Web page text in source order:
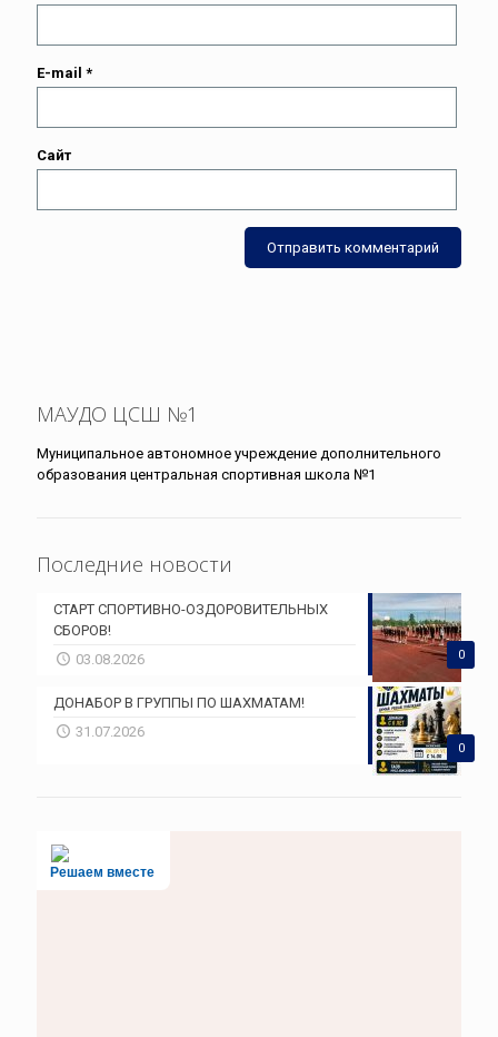
E-mail *
Сайт
МАУДО ЦСШ №1
Муниципальное автономное учреждение дополнительного
образования центральная спортивная школа №1
Последние новости
0
СТАРТ СПОРТИВНО-ОЗДОРОВИТЕЛЬНЫХ
СБОРОВ!
03.08.2026
0
ДОНАБОР В ГРУППЫ ПО ШАХМАТАМ!
31.07.2026
Решаем вместе